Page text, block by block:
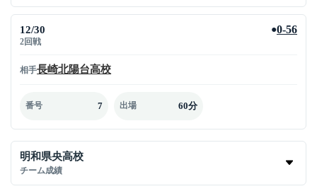
12/30
2回戦
●0-56
相手長崎北陽台高校
番号 7 出場 60分
明和県央高校
チーム成績